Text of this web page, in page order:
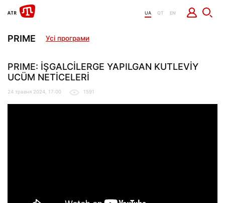
UA QT EN
PRIME Усі програми
PRIME: İŞGALCİLERGE YAPILGAN KUTLEVİY
UCÜM NETİCELERİ
24 травня 2024, 17:00 1591